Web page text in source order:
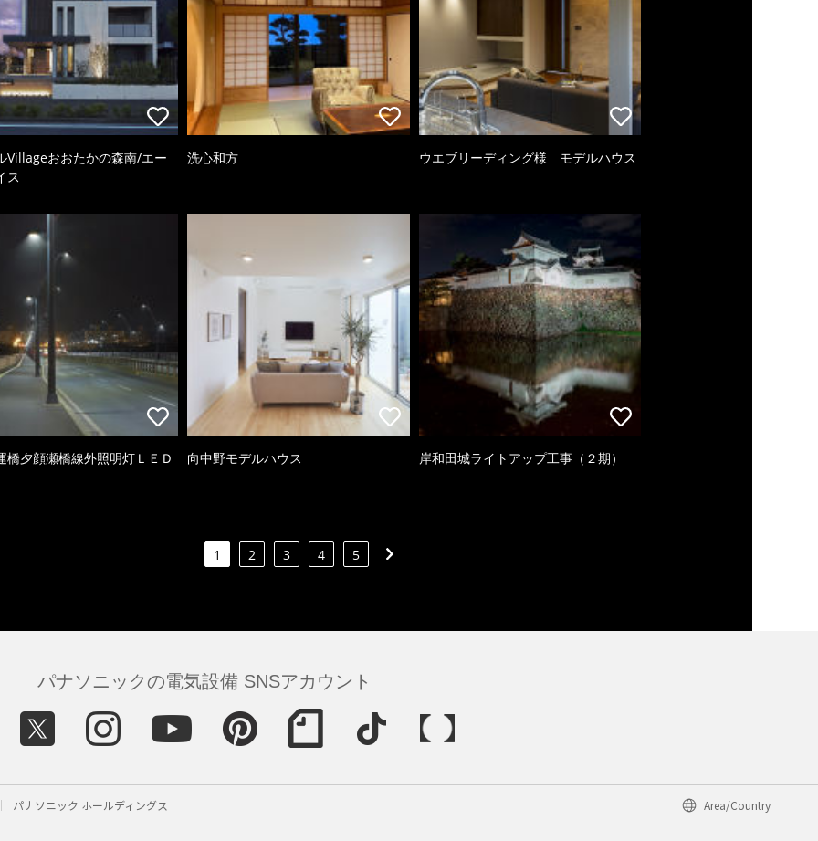
Villageおおたかの森南/エー
ス
洗心和方 ウエブリーディング様 モデルハウス
橋夕顔瀬橋線外照明灯ＬＥＤ 向中野モデルハウス 岸和田城ライトアップ工事（２期）
1 2 3 4 5
パナソニックの電気設備 SNSアカウント
パナソニック ホールディングス Area/Country